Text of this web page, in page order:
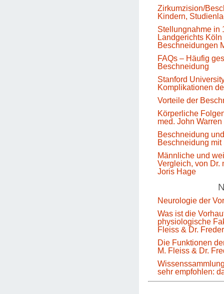
Zirkumzision/
Kindern,
Stellungnahme in
Landgerichts
Beschneidungen
FAQs – Häufig
Beschneidung
Stanford
Komplikationen
Vorteile der
Körperliche
med. John Warren
Beschneidung
Beschneidung
Männliche und
Vergleich, von Dr.
Joris Hage
Neurologie der
Was ist die
physiologische
Fleiss & Dr.
Die Funktionen
M. Fleiss & Dr.
sehr empfohlen: